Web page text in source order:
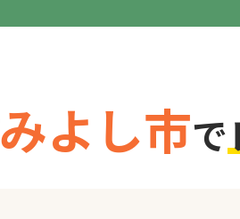
みよし市で